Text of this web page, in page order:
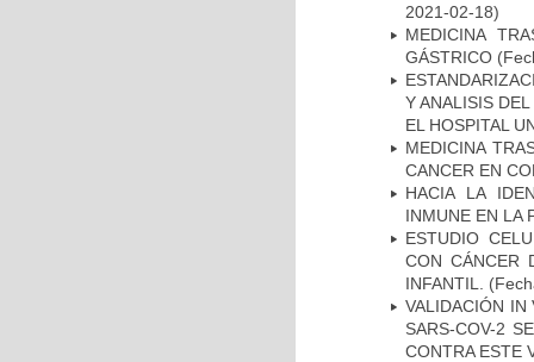
2021-02-18)
MEDICINA
GÁSTRICO
Y ANALISIS
EL HOSPITAL
MEDICINA
CANCER EN
HACIA LA
INMUNE EN LA
ESTUDIO
CON CÁNCER
INFANTIL.
VALIDACIÓN IN
SARS-COV-2
CONTRA ESTE